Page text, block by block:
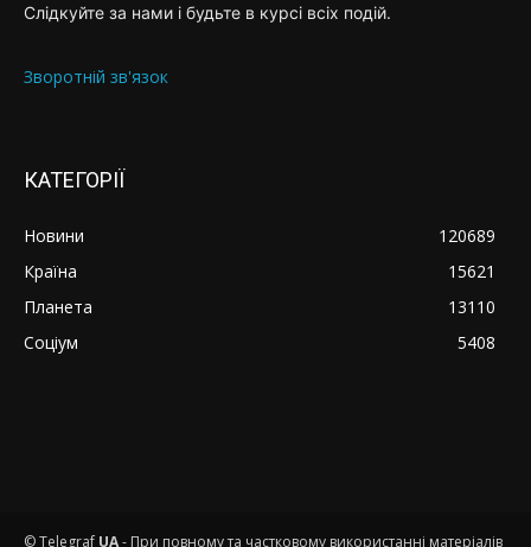
Слідкуйте за нами і будьте в курсі всіх подій.
Зворотній зв'язок
КАТЕГОРІЇ
Новини
120689
Країна
15621
Планета
13110
Соціум
5408
© Telegraf UA- При повному та частковому використанні матеріалів